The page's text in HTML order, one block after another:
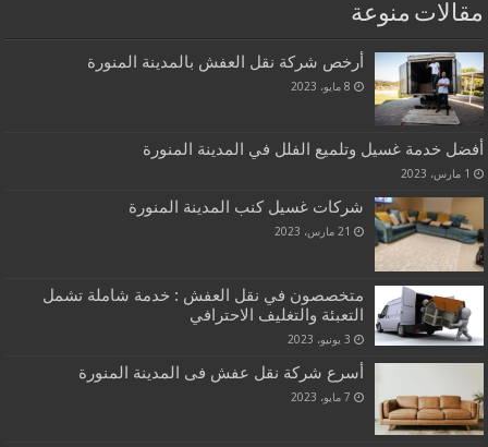
مقالات منوعة
أرخص شركة نقل العفش بالمدينة المنورة
8 مايو، 2023
أفضل خدمة غسيل وتلميع الفلل في المدينة المنورة
1 مارس، 2023
شركات غسيل كنب المدينة المنورة
21 مارس، 2023
متخصصون في نقل العفش : خدمة شاملة تشمل
التعبئة والتغليف الاحترافي
3 يونيو، 2023
أسرع شركة نقل عفش فى المدينة المنورة
7 مايو، 2023